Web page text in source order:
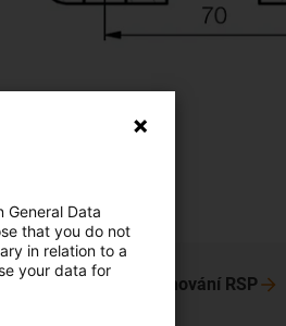
pneumatickém zatahování RSP
Data
that you do not
in relation to a
your data for